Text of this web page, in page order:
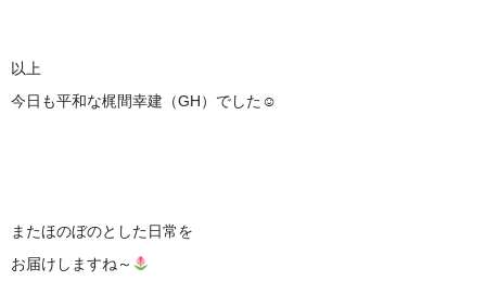
以上
今日も平和な梶間幸建（GH）でした☺
またほのぼのとした日常を
お届けしますね～